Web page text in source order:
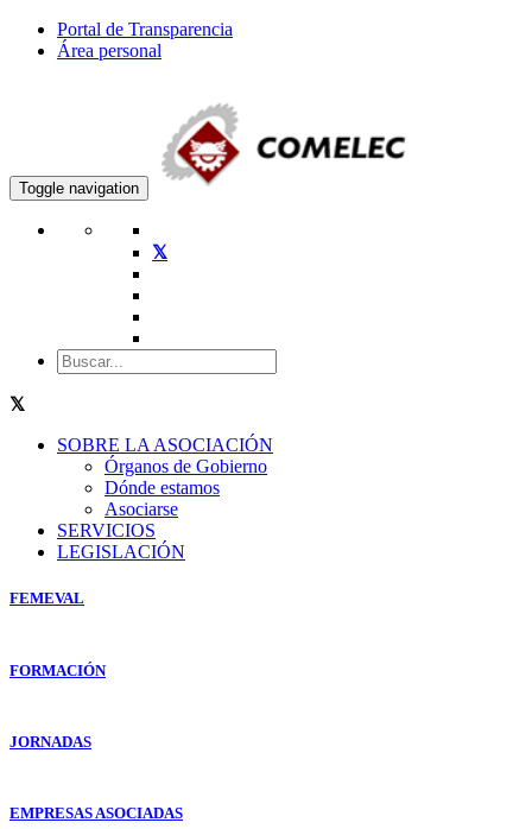
Portal de Transparencia
Área personal
Toggle navigation
SOBRE LA ASOCIACIÓN
Órganos de Gobierno
Dónde estamos
Asociarse
SERVICIOS
LEGISLACIÓN
FEMEVAL
FORMACIÓN
JORNADAS
EMPRESAS ASOCIADAS